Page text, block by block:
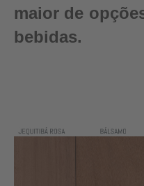
maior de
bebidas.